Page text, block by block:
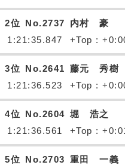
2位 No.2737
内村 豪
1:21:35.847
+Top :
3位 No.2641 藤元 秀樹
1:21:36.523
+Top :
4位 No.2604 堀 浩之
1:21:36.561
+Top :
5位 No.2703 重田 一義